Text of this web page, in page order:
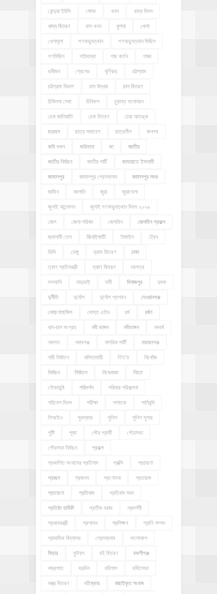
কেন্দুয়া ইউপি ক্ষোভ খনন খাদ্য দিবস
খাদ্য বিতরণ খাল খনন খুলনা খেলা
খেলাধূলা গণঅভ্যুত্থান গণঅভ্যুত্থান মিছিল
গণমিছিল গাইবান্ধা গাছ কর্তন গাজা
গুনীজন গ্রেনেড ঘূর্ণিঝড় চট্টগ্রাম
চট্টগ্রাম বিভাগ চাল উদ্ধার চাল বিতরণ
চিকিৎসা সেবা চিনিকল চুড়ান্ত মনোনয়ন
চেক জালিয়াতি চেক বিতরণ চোর আতঙ্ক
ছড়ারস ছাত্র সমাবেশ ছাত্রলীগ জনপথ
জমি দখল জরিমানা জা জাতীয়
জাতীয় নির্বাচন জাতীয় পার্টি জামায়াতে ইসলামী
জামালপুর জামালপুর প্রেসক্লাব জামালপুর সদর
জামিন জালানি জুয়া জুয়াখেলা
জুলাই আন্দোলন জুলাই গণঅভ্যুত্থান দিবস ২০২৬
জেল জেলা পরিষদ জেসমিন জেসমিন প্রকল্প
জ্বালানী তেল ঝিনাইগাতী টাঙ্গাইল ট্রেন
ডিসি ডেঙ্গু ড্রাম বিতরণ ঢাকা
ত্রাণ প্রতিমন্ত্রী ত্রাণ বিতরণ দরপত্র
দশআনি দাদুভাই দাবী দিনাজপুর দুদক
দুর্নীতি দুর্যোগ দুর্যোগ প্রশমন দেওয়ানগঞ্জ
দোয়া মাহফিল দোস্ত এইড ধর্ম ধর্ষণ
ধান-চাল সংগ্রহ নদী ভাঙ্গন নদীভাঙ্গন নববর্ষ
নবাগত নবাবগঞ্জ নাগরিক পার্টি নারায়নগঞ্জ
নারী নির্যাতন নালিতাবাড়ী নি'হ'ত নিখোঁজ
নির্বাচন নির্যাতন নিষেধাজ্ঞা নিহত
নৌকাডুবি পরিদর্শন পরিবার পরিকল্পনা
পরিবেশ দিবস পরীক্ষা পলাতক পানিবন্দি
পিআইও পুরস্কার পুলিশ পুলিশ সুপার
পুষ্টি পূজা পৌর প্রার্থী পৌরসভা
পৌরসভা নির্বাচন প্রকল্প
প্রকাশিত সংবাদের প্রতিবাদ প্রক্সি প্রচারণা
প্রচ্ছদ প্রজনন প্রণোদনা প্রতারক
প্রতারণা প্রতিবাদ প্রতিবাদ সভা
প্রতিষ্ঠা বার্ষিকী প্রতীক বরাদ্দ প্রদর্শনী
প্রধানমন্ত্রী প্রশাসন প্রশিক্ষণ প্রাণি সম্পদ
প্রাথমিক বিদ্যালয় প্রেসক্লাব ফলোআপ
ফিচার ফুটবল বই বিতরণ বকশীগঞ্জ
বজ্রপাত বড়দিন বরিশাল বর্ধিতসভা
বস্ত্র বিতরণ বহিষ্কার বাছাইকৃত সংবাদ